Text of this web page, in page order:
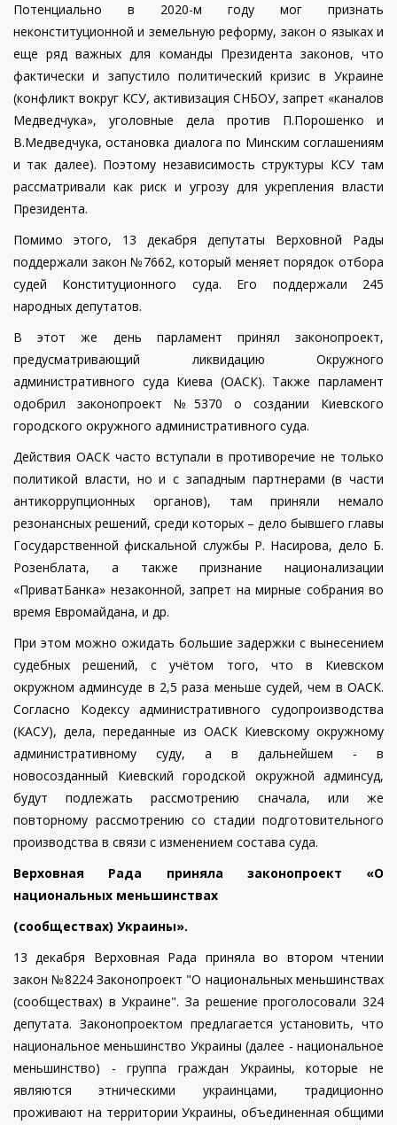
Потенциально в 2020-м году мог признать
неконституционной и земельную реформу, закон о языках и
еще ряд важных для команды Президента законов, что
фактически и запустило политический кризис в Украине
(конфликт вокруг КСУ, активизация СНБОУ, запрет «каналов
Медведчука», уголовные дела против П.Порошенко и
В.Медведчука, остановка диалога по Минским соглашениям
и так далее). Поэтому независимость структуры КСУ там
рассматривали как риск и угрозу для укрепления власти
Президента.
Помимо этого, 13 декабря депутаты Верховной Рады
поддержали закон №7662, который меняет порядок отбора
судей Конституционного суда. Его поддержали 245
народных депутатов.
В этот же день парламент принял законопроект,
предусматривающий ликвидацию Окружного
административного суда Киева (ОАСК). Также парламент
одобрил законопроект №5370 о создании Киевского
городского окружного административного суда.
Действия ОАСК часто вступали в противоречие не только
политикой власти, но и с западным партнерами (в части
антикоррупционных органов), там приняли немало
резонансных решений, среди которых – дело бывшего главы
Государственной фискальной службы Р. Насирова, дело Б.
Розенблата, а также признание национализации
«ПриватБанка» незаконной, запрет на мирные собрания во
время Евромайдана, и др.
При этом можно ожидать большие задержки с вынесением
судебных решений, с учётом того, что в Киевском
окружном админсуде в 2,5 раза меньше судей, чем в ОАСК.
Согласно Кодексу административного судопроизводства
(КАСУ), дела, переданные из ОАСК Киевскому окружному
административному суду, а в дальнейшем - в
новосозданный Киевский городской окружной админсуд,
будут подлежать рассмотрению сначала, или же
повторному рассмотрению со стадии подготовительного
производства в связи с изменением состава суда.
Верховная Рада приняла законопроект «О
национальных меньшинствах
(сообществах) Украины».
13 декабря Верховная Рада приняла во втором чтении
закон №8224 Законопроект "О национальных меньшинствах
(сообществах) в Украине". За решение проголосовали 324
депутата. Законопроектом предлагается установить, что
национальное меньшинство Украины (далее - национальное
меньшинство) - группа граждан Украины, которые не
являются этническими украинцами, традиционно
проживают на территории Украины, объединенная общими